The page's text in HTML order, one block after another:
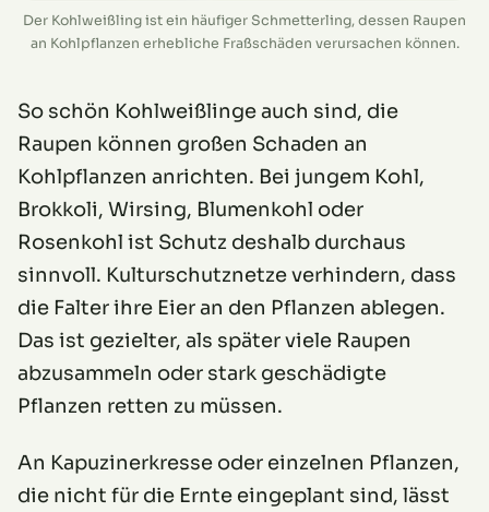
Der Kohlweißling ist ein häufiger Schmetterling, dessen Raupen
an Kohlpflanzen erhebliche Fraßschäden verursachen können.
So schön Kohlweißlinge auch sind, die
Raupen können großen Schaden an
Kohlpflanzen anrichten. Bei jungem Kohl,
Brokkoli, Wirsing, Blumenkohl oder
Rosenkohl ist Schutz deshalb durchaus
sinnvoll. Kulturschutznetze verhindern, dass
die Falter ihre Eier an den Pflanzen ablegen.
Das ist gezielter, als später viele Raupen
abzusammeln oder stark geschädigte
Pflanzen retten zu müssen.
An Kapuzinerkresse oder einzelnen Pflanzen,
die nicht für die Ernte eingeplant sind, lässt